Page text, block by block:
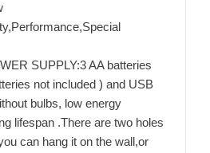
SUPPLY:3 AA batteries
not included ) and USB
bulbs, low energy
lifespan .There are two holes
can hang it on the wall,or